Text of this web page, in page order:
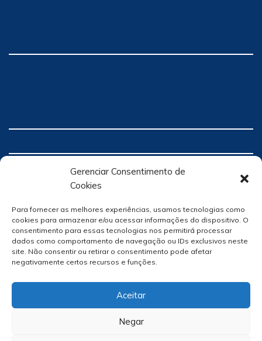
Gerenciar Consentimento de
Cookies
Para fornecer as melhores experiências, usamos tecnologias como
cookies para armazenar e/ou acessar informações do dispositivo. O
consentimento para essas tecnologias nos permitirá processar
dados como comportamento de navegação ou IDs exclusivos neste
site. Não consentir ou retirar o consentimento pode afetar
negativamente certos recursos e funções.
Aceitar
Negar